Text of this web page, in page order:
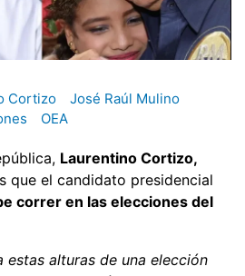
Cortizo
José Raúl Mulino
OEA
Laurentino Cortizo,
que el candidato presidencial
correr en las elecciones del
alturas de una elección